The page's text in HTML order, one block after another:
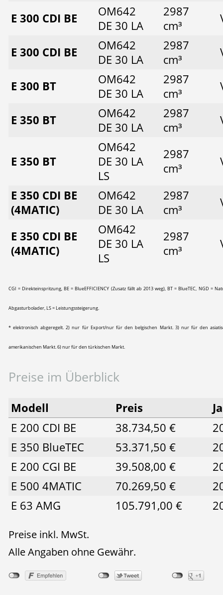
E 300 CDI BE
OM642
DE 30 LA
2987
cm³
E 300 CDI BE
OM642
DE 30 LA
2987
cm³
E 300 BT
OM642
DE 30 LA
2987
cm³
E 350 BT
OM642
DE 30 LA
2987
cm³
E 350 BT
OM642
DE 30 LA
LS
2987
cm³
E 350 CDI BE
(4MATIC)
OM642
DE 30 LA
2987
cm³
E 350 CDI BE
(4MATIC)
OM642
DE 30 LA
LS
2987
cm³
CGI = Direkteinspritzung, BE = BlueEFFICIENCY (Zusatz fällt ab 2013 weg), BT = BlueTEC, NGD =
Abgasturbolader, LS = Leistungssteigerung.
* elektronisch abgeregelt. 2) nur für Export/nur für den belgischen Markt. 3) nur für den
amerikanischen Markt.6) nur für den türkischen Markt.
Preise im Überblick
Modell Preis
E 200 CDI BE
38.734,50 €
E 350 BlueTEC
53.371,50 €
E 200 CGI BE
39.508,00 €
E 500 4MATIC
70.269,50 €
E 63 AMG
105.791,00 €
Preise inkl. MwSt.
Alle Angaben ohne Gewähr.